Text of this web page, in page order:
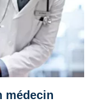
médecin